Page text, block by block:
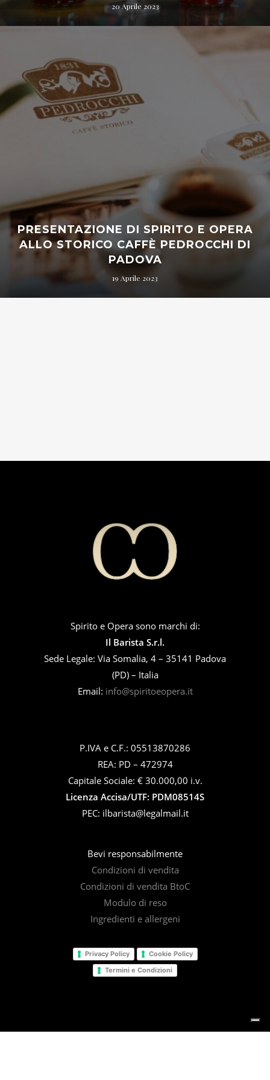
20 Aprile 2023
PRESENTAZIONE DI SPIRITO E OPERA
ALLO STORICO CAFFÈ PEDROCCHI DI
PADOVA
19 Aprile 2023
Spirito e Opera sono marchi di:
Il Barista S.r.l.
Sede Legale: Via Somalia, 4 – 35141 Padova
(PD) – Italia
Email: info@spiritoeopera.it
P.IVA e C.F.: 05513870286
REA: PD – 472974
Capitale Sociale: € 30.000,00 i.v.
Licenza Accisa/UTF: PDM08514S
PEC: ilbarista@legalmail.it
Bevi responsabilmente
Condizioni di vendita
Condizioni di vendita BtoC
Modulo di reso
Ingredienti e allergeni
Privacy Policy
Cookie Policy
Termini e Condizioni